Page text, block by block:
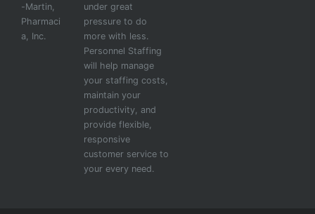
-Martin,
Pharmaci
a, Inc.
under great
pressure to do
more with less.
Personnel Staffing
will help manage
your staffing costs,
maintain your
productivity, and
provide flexible,
responsive
customer service to
your every need.